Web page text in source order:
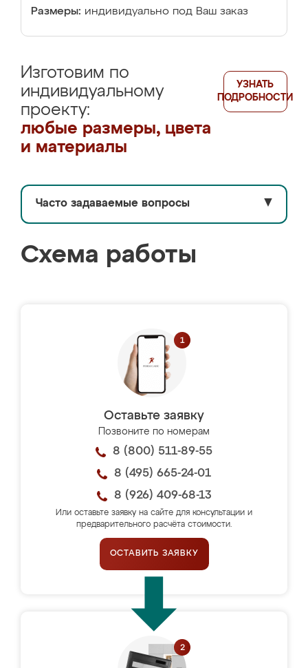
Размеры: индивидуально под Ваш заказ
Изготовим по
индивидуальному
проекту:
любые размеры, цвета
и материалы
УЗНАТЬ
ПОДРОБНОСТИ
Часто задаваемые вопросы ▼
Схема работы
Оставьте заявку
Позвоните по номерам
8 (800) 511-89-55
8 (495) 665-24-01
8 (926) 409-68-13
Или оставьте заявку на сайте для консультации и
предварительного расчёта стоимости.
ОСТАВИТЬ ЗАЯВКУ